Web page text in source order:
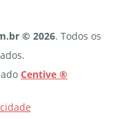
© 2026. Todos os
Centive ®